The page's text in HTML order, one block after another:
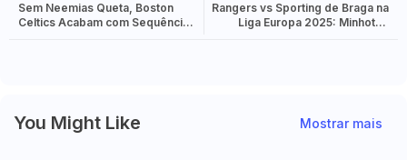
Rangers vs Sporting de Braga na
Liga Europa 2025: Minhotos
Sem Neemias Queta, Boston
Celtics Acabam com Sequência
You Might Like Mostrar mais